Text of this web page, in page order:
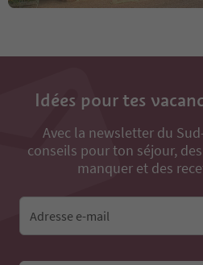
Idées pour tes
Avec la newsletter du
conseils pour ton séjour,
manquer et des
Adresse e-mail